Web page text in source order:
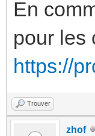
En
pour les
https://
Trouver
zhof